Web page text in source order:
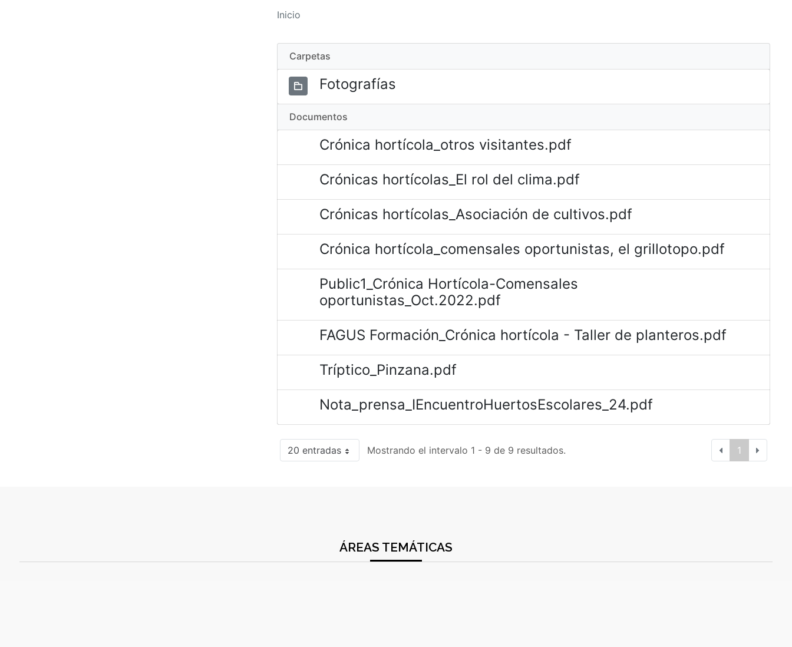
Inicio
Carpetas
Fotografías
Documentos
Crónica hortícola_otros visitantes.pdf
Crónicas hortícolas_El rol del clima.pdf
Crónicas hortícolas_Asociación de cultivos.pdf
Crónica hortícola_comensales oportunistas, el grillotopo.pdf
Public1_Crónica Hortícola-Comensales
oportunistas_Oct.2022.pdf
FAGUS Formación_Crónica hortícola - Taller de planteros.pdf
Tríptico_Pinzana.pdf
Nota_prensa_IEncuentroHuertosEscolares_24.pdf
20 entradas Mostrando el intervalo 1 - 9 de 9 resultados. 1
ÁREAS TEMÁTICAS